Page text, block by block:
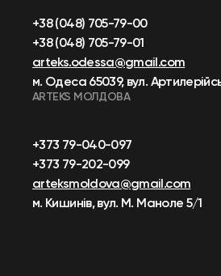
+38 (048) 705-79-00
+38 (048) 705-79-01
arteks.odessa@gmail.com
м. Одеса 65039, вул.
ARTEKS МОЛДОВА
+373 79-040-097
+373 79-202-099
arteksmoldova@gmail.com
м. Кишинів, вул. М. Маноле 5/1